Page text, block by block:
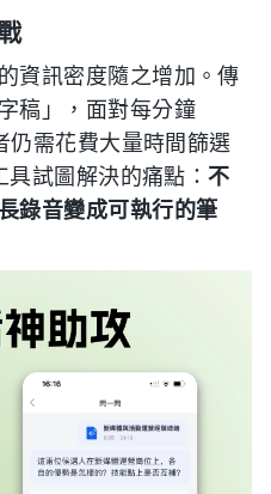
資訊密度隨之增加。傳
稿」，面對每分鐘
仍需花費大量時間篩選
具試圖解決的痛點：不
錄音變成可執行的筆